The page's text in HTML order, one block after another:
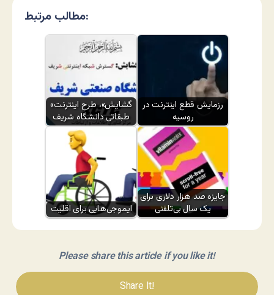
مطالب مرتبط:
«گشایش»، طرح اینترنت
طبقاتی دانشگاه شریف
رزمایش قطع اینترنت در
روسیه
ایموجی‌هایی برای اقلیت
جایزه صد هزار دلاری برای
یک سال بی‌تلفنی
Please share this article if you like it!
Share It!